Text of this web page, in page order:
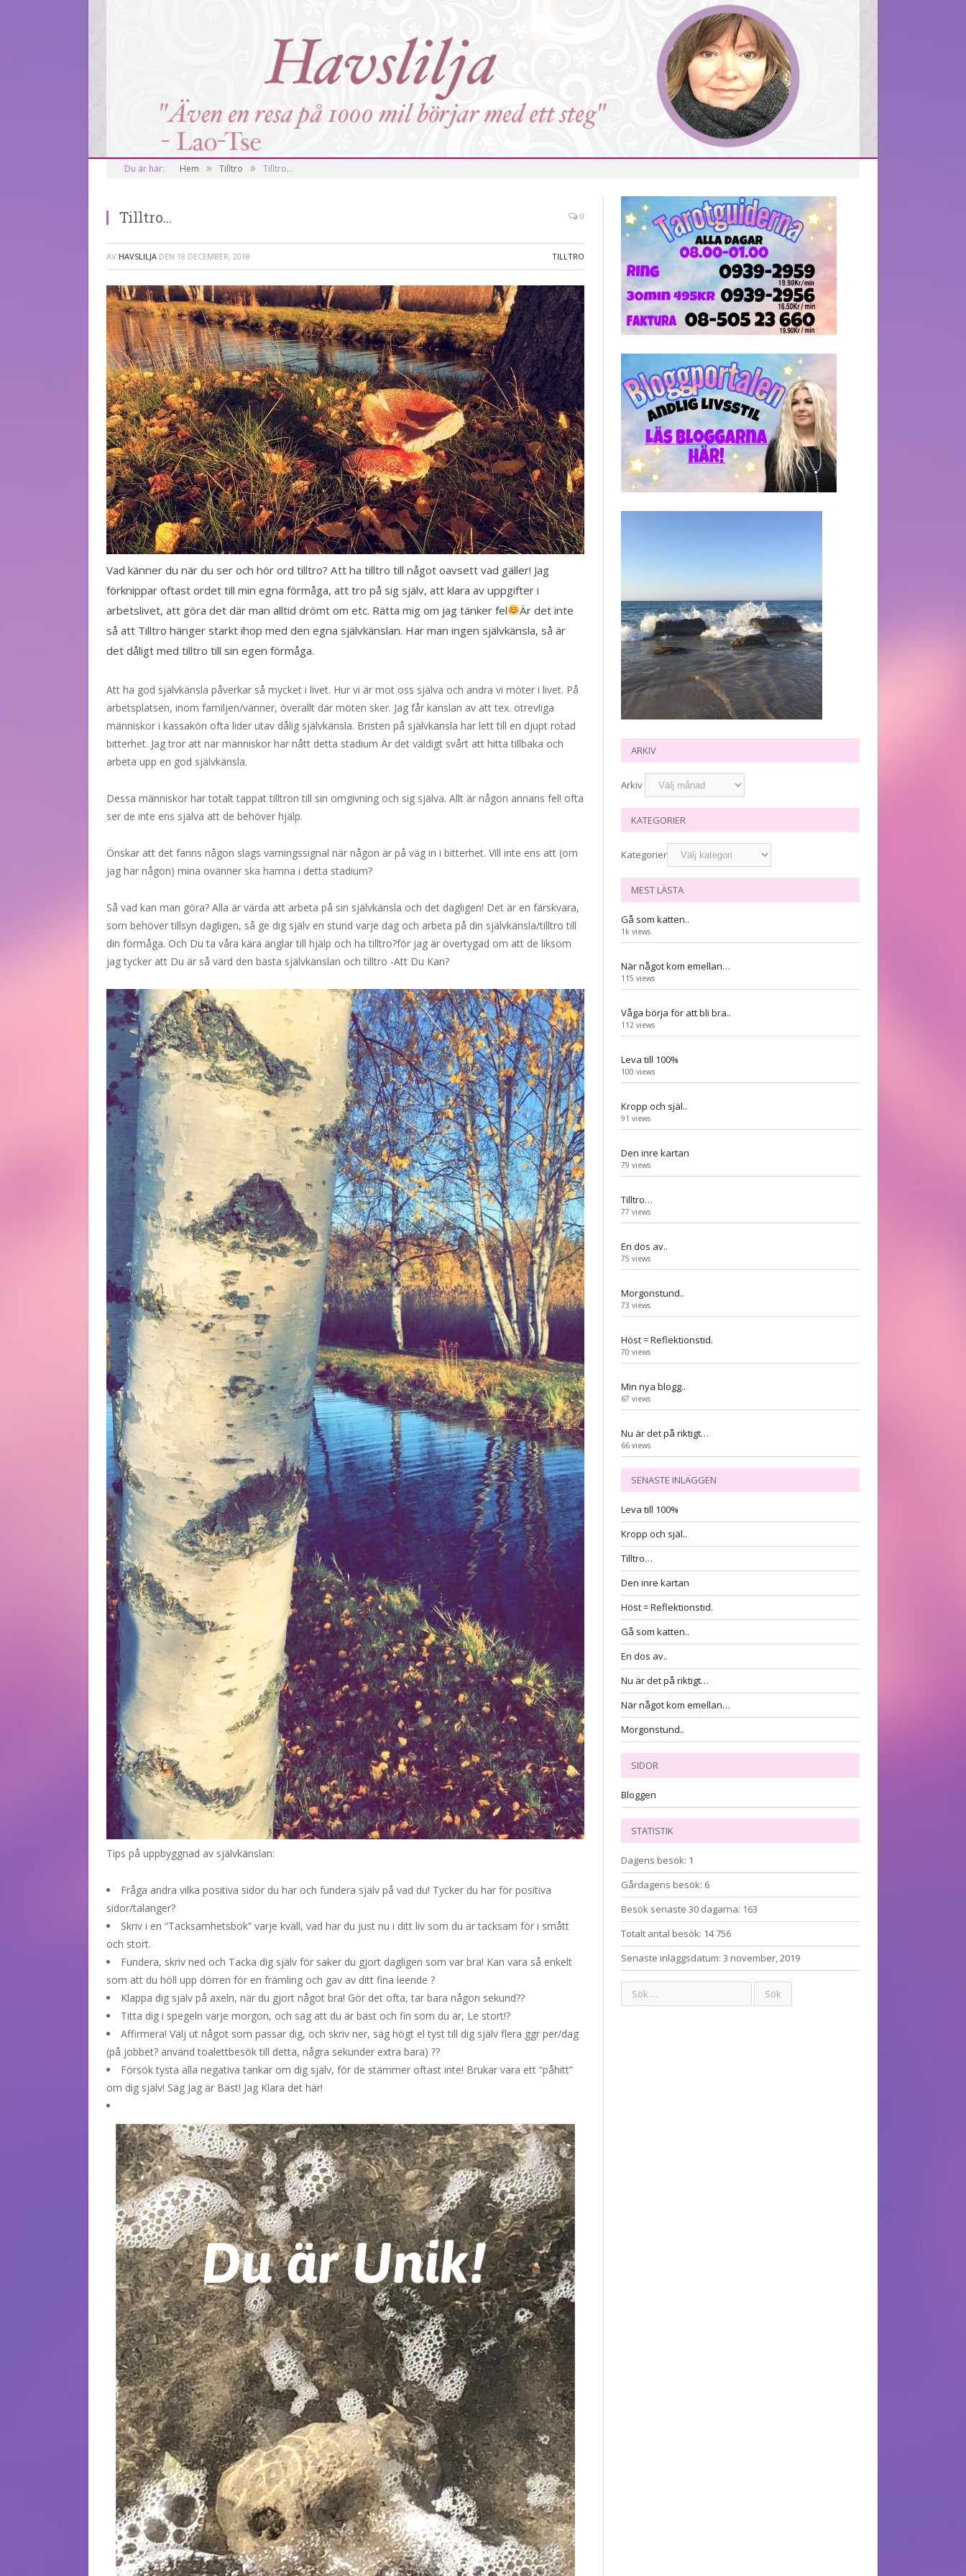
Du är här: Hem » Tilltro » Tilltro…
Tilltro… 0
AV HAVSLILJA DEN 18 DECEMBER, 2018 TILLTRO
Vad känner du när du ser och hör ord tilltro? Att ha tilltro till något oavsett vad gäller! Jag
förknippar oftast ordet till min egna förmåga, att tro på sig själv, att klara av uppgifter i
arbetslivet, att göra det där man alltid drömt om etc. Rätta mig om jag tänker fel
Är det inte
så att Tilltro hänger starkt ihop med den egna självkänslan. Har man ingen självkänsla, så är
det dåligt med tilltro till sin egen förmåga.
Att ha god självkänsla påverkar så mycket i livet. Hur vi är mot oss själva och andra vi möter i livet. På
arbetsplatsen, inom familjen/vänner, överallt där möten sker. Jag får känslan av att tex. otrevliga
människor i kassakön ofta lider utav dålig självkänsla. Bristen på självkänsla har lett till en djupt rotad
bitterhet. Jag tror att när människor har nått detta stadium Är det väldigt svårt att hitta tillbaka och
arbeta upp en god självkänsla.
Dessa människor har totalt tappat tilltron till sin omgivning och sig själva. Allt är någon annans fel! ofta
ser de inte ens själva att de behöver hjälp.
Önskar att det fanns någon slags varningssignal när någon är på väg in i bitterhet. Vill inte ens att (om
jag har någon) mina ovänner ska hamna i detta stadium?
Så vad kan man göra? Alla är värda att arbeta på sin självkänsla och det dagligen! Det är en färskvara,
som behöver tillsyn dagligen, så ge dig själv en stund varje dag och arbeta på din självkänsla/tilltro till
din förmåga. Och Du ta våra kära änglar till hjälp och ha tilltro?för jag är övertygad om att de liksom
jag tycker att Du är så värd den bästa självkänslan och tilltro -Att Du Kan?
Tips på uppbyggnad av självkänslan:
Fråga andra vilka positiva sidor du har och fundera själv på vad du! Tycker du har för positiva
sidor/talanger?
Skriv i en “Tacksamhetsbok” varje kväll, vad har du just nu i ditt liv som du är tacksam för i smått
och stort.
Fundera, skriv ned och Tacka dig själv för saker du gjort dagligen som var bra! Kan vara så enkelt
som att du höll upp dörren för en främling och gav av ditt fina leende ?
Klappa dig själv på axeln, när du gjort något bra! Gör det ofta, tar bara någon sekund??
Titta dig i spegeln varje morgon, och säg att du är bäst och fin som du är, Le stort!?
Affirmera! Välj ut något som passar dig, och skriv ner, säg högt el tyst till dig själv flera ggr per/dag
(på jobbet? använd toalettbesök till detta, några sekunder extra bara) ??
Försök tysta alla negativa tankar om dig själv, för de stämmer oftast inte! Brukar vara ett “påhitt”
om dig själv! Säg Jag är Bäst! Jag Klara det här!
ARKIV
Arkiv
KATEGORIER
Kategorier
MEST LÄSTA
Gå som katten..
1k views
När något kom emellan…
115 views
Våga börja för att bli bra..
112 views
Leva till 100%
100 views
Kropp och själ..
91 views
Den inre kartan
79 views
Tilltro…
77 views
En dos av..
75 views
Morgonstund..
73 views
Höst = Reflektionstid.
70 views
Min nya blogg..
67 views
Nu är det på riktigt…
66 views
SENASTE INLÄGGEN
Leva till 100%
Kropp och själ..
Tilltro…
Den inre kartan
Höst = Reflektionstid.
Gå som katten..
En dos av..
Nu är det på riktigt…
När något kom emellan…
Morgonstund..
SIDOR
Bloggen
STATISTIK
Dagens besök: 1
Gårdagens besök: 6
Besök senaste 30 dagarna: 163
Totalt antal besök: 14 756
Senaste inläggsdatum:3 november, 2019